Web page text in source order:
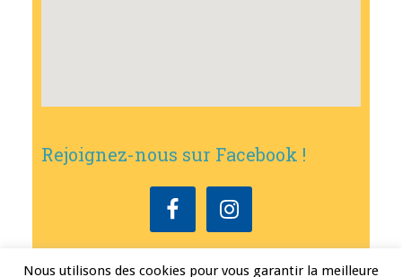
Rejoignez-nous sur Facebook !
Nous utilisons des cookies pour vous garantir la meilleure